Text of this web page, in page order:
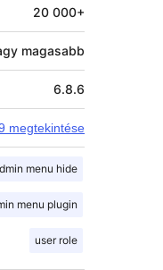
20 000+
magasabb
6.8.6
megtekintése
menu hide
menu plugin
user role